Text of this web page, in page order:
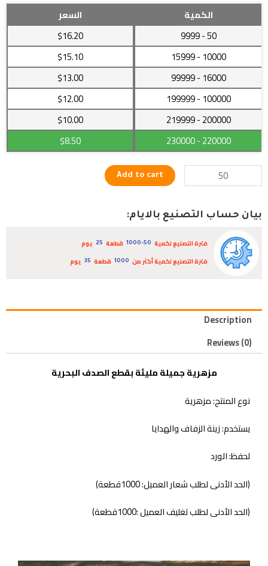
الكمية
السعر
50
- 9999
$16.20
10000
- 15999
$15.10
16000
- 99999
$13.00
100000
- 199999
$12.00
200000
- 219999
$10.00
220000
- 230000
$8.50
مزهرية
جميلة
بقطع
الصدف
quantity
Add to cart
بيان حساب التصنيع بالايام:
فترة التصنيع لكمية 1000-50 قطعة 25
يوم
فترة التصنيع لكمية أكثر من
1000 قطعة 35 يوم
Description
Reviews (0)
مزهرية جميلة مليئة بقطع الصدف البحرية
نوع المنتج: مزهرية
يستخدم: زينة الزفاف والهدايا
لحفظ: الورد
(الحد الأدنى لطلب شعار العميل: 1000قطعة)
(الحد الأدنى لطلب تغليف العميل :1000قطعة)